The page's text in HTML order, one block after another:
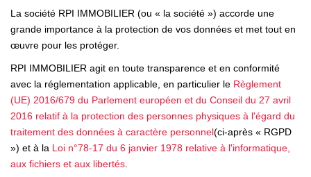
NOTRE AGENCE
Notre Équipe
Avis Clients
Actualités
La société RPI IMMOBILIER (ou « la société ») accorde une
grande importance à la protection de vos données et met tout en
œuvre pour les protéger.
RPI IMMOBILIER agit en toute transparence et en conformité
avec la réglementation applicable, en particulier le Règlement
(UE) 2016/679 du Parlement européen et du Conseil du 27 avril
2016 relatif à la protection des personnes physiques à l'égard du
traitement des données à caractère personnel(ci-après « RGPD
») et à la Loi n°78-17 du 6 janvier 1978 relative à l'informatique,
aux fichiers et aux libertés